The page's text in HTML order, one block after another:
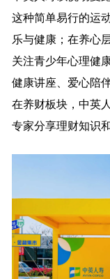
这种简单易行的运
乐与健康；在养心
关注青少年心理健
健康讲座、爱心陪
在养财板块，中英
专家分享理财知识